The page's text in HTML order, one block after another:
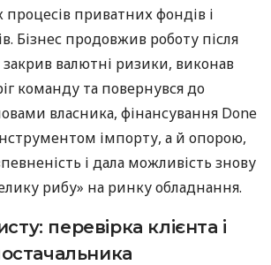
приватних фондів і
Бізнес продовжив роботу після
закрив валютні ризики, виконав
команду та повернувся до
власника, фінансування Done
імпорту, а й опорою,
і дала можливість знову
рибу» на ринку обладнання.
перевірка клієнта і